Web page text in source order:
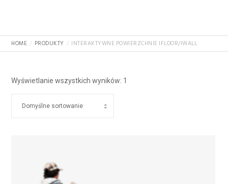
HOME PRODUKTY INTERAKTYWNE POWIERZCHNIE IFLOOR/IWALL
Wyświetlanie wszystkich wyników: 1